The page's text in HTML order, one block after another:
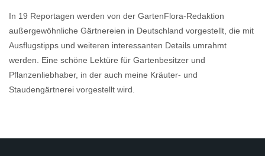
In 19 Reportagen werden von der GartenFlora-Redaktion
außergewöhnliche Gärtnereien in Deutschland vorgestellt, die mit
Ausflugstipps und weiteren interessanten Details umrahmt
werden. Eine schöne Lektüre für Gartenbesitzer und
Pflanzenliebhaber, in der auch meine Kräuter- und
Staudengärtnerei vorgestellt wird.